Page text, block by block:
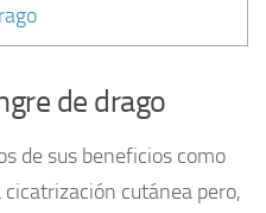
de drago
de sus beneficios como
cutánea pero,